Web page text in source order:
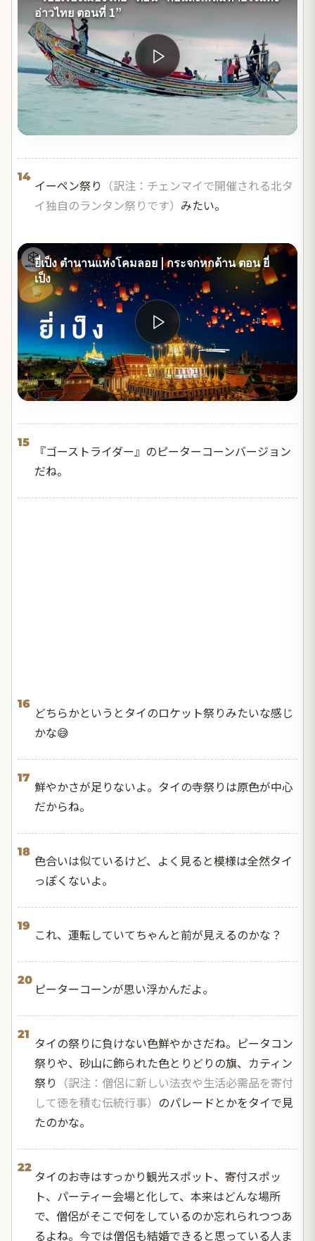
อ่าวไทย ตอนที่ 1”
14
イーペン祭り （訳注：チェンマイで開催される北タ
イ独自のランタン祭りです） みたい。
ยี่เป็ง ตำนานแห่งโคมลอย | กระจกหกด้าน ตอน ยี่
เป็ง
15
『ゴーストライダー』のピーターコーンバージョン
だね。
16
どちらかというとタイのロケット祭りみたいな感じ
かな😅
17
鮮やかさが足りないよ。タイの寺祭りは原色が中心
だからね。
18
色合いは似ているけど、よく見ると模様は全然タイ
っぽくないよ。
19
これ、運転していてちゃんと前が見えるのかな？
20
ピーターコーンが思い浮かんだよ。
21
タイの祭りに負けない色鮮やかさだね。ピータコン
祭りや、砂山に飾られた色とりどりの旗、カティン
祭り （訳注：僧侶に新しい法衣や生活必需品を寄付
して徳を積む伝統行事） のパレードとかをタイで見
たのかな。
22
タイのお寺はすっかり観光スポット、寄付スポッ
ト、パーティー会場と化して、本来はどんな場所
で、僧侶がそこで何をしているのか忘れられつつあ
るよね。今では僧侶も結婚できると思っている人ま